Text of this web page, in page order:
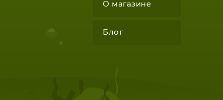
КОМПЛЕКТУЮЩИЕ
О магазине
Блог